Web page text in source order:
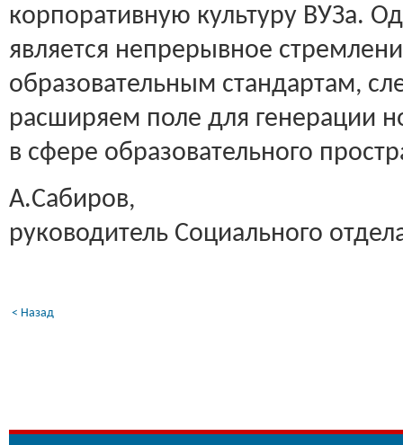
корпоративную культуру ВУЗа.
является непрерывное
образовательным стандартам,
расширяем поле для генерации
в сфере образовательного
А.Сабиров,
руководитель Социального
< Назад